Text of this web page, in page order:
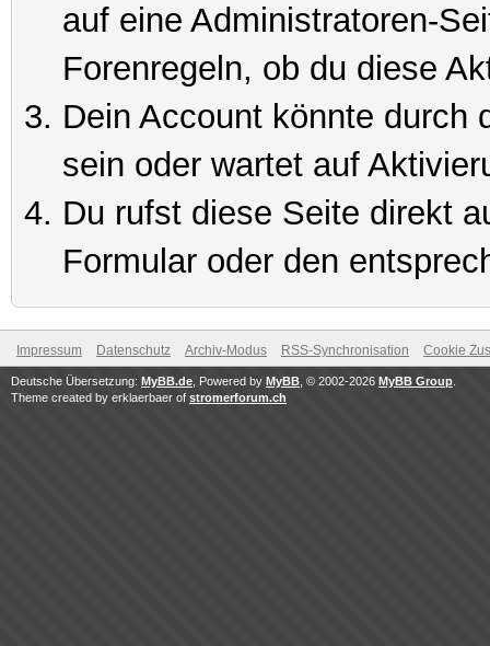
auf eine Administratoren-
Forenregeln, ob du diese
Dein Account könnte durch
sein oder wartet auf
Du rufst diese Seite direkt
Formular oder den
Impressum Datenschutz Archiv-Modus RSS-Synchronisation Cookie
Deutsche Übersetzung: MyBB.de , Powered by MyBB , © 2002-2026 MyBB Group
Theme created by erklaerbaer of stromerforum.ch